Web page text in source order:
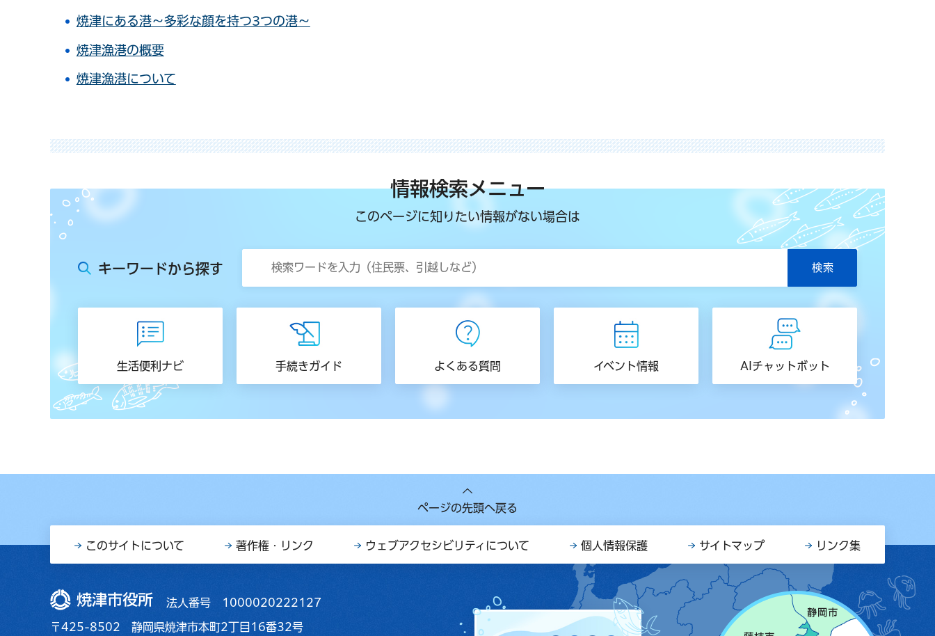
焼津にある港～多彩な顔を持つ3つの港～
焼津漁港の概要
焼津漁港について
情報検索メニュー
このページに知りたい情報がない場合は
キーワードから探す
生活便利ナビ 手続きガイド よくある質問 イベント情報 AIチャットボット
ページの先頭へ戻る
このサイトについて 著作権・リンク ウェブアクセシビリティについて 個人情報保護 サイトマップ リンク集
焼津市役所 法人番号 1000020222127
〒425-8502 静岡県焼津市本町2丁目16番32号